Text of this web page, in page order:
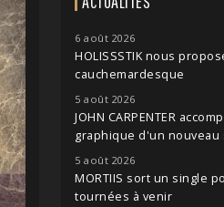
6 août 2026
HOLISSSTIK nous
cauchemardesque
5 août 2026
JOHN CARPENTER
graphique d'un nouveau
5 août 2026
MORTIIS sort un single
tournées à venir